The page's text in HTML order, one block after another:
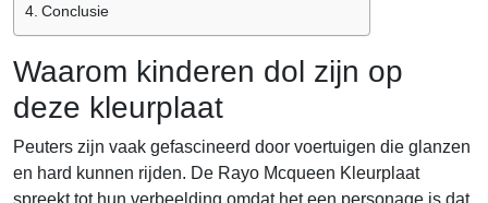
Conclusie
Waarom kinderen dol zijn op
deze kleurplaat
Peuters zijn vaak gefascineerd door voertuigen die glanzen
en hard kunnen rijden. De Rayo Mcqueen Kleurplaat
spreekt tot hun verbeelding omdat het een personage is dat